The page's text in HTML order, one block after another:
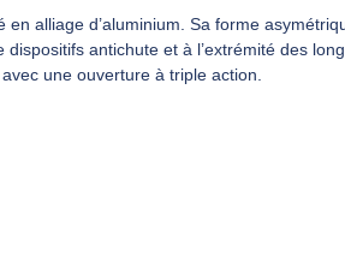
alliage d’aluminium. Sa forme
antichute et à l’extrémité des
une ouverture à triple action.